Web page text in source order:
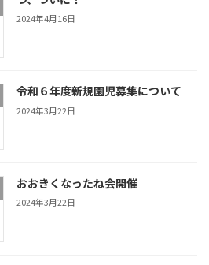
2024年4月16日
令和６年度新規園児募集について
2024年3月22日
おおきくなったね会開催
2024年3月22日